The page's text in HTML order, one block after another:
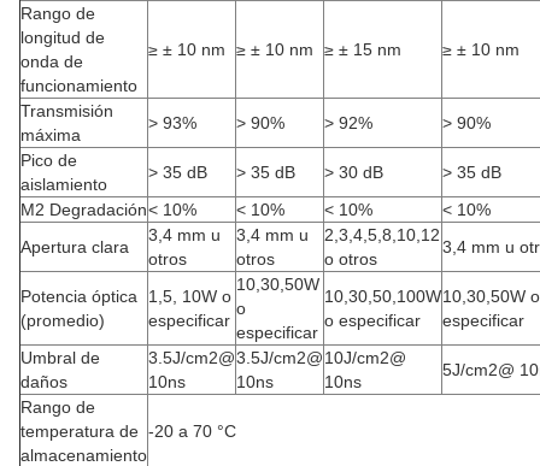
Rango de
longitud de
onda de
funcionamiento
≥ ± 10 nm ≥ ± 10 nm ≥ ± 15 nm ≥ ± 10 nm
Transmisión
máxima
> 93% > 90% > 92%
> 90%
Pico de
aislamiento
> 35 dB > 35 dB > 30 dB
> 35 dB
M2 Degradación< 10% < 10% < 10%
< 10%
Apertura clara
3,4 mm u
otros
3,4 mm u
otros
2,3,4,5,8,10,12
o otros
3,4 mm u
Potencia óptica
(promedio)
1,5, 10W o
especificar
10,30,50W
o
especificar
10,30,50,100W
o especificar
10,30,50W o
especificar
Umbral de
daños
3.5J/cm2@
10ns
3.5J/cm2@
10ns
10J/cm2@
10ns
5J/cm2@
Rango de
temperatura de
almacenamiento
-20 a 70 °C